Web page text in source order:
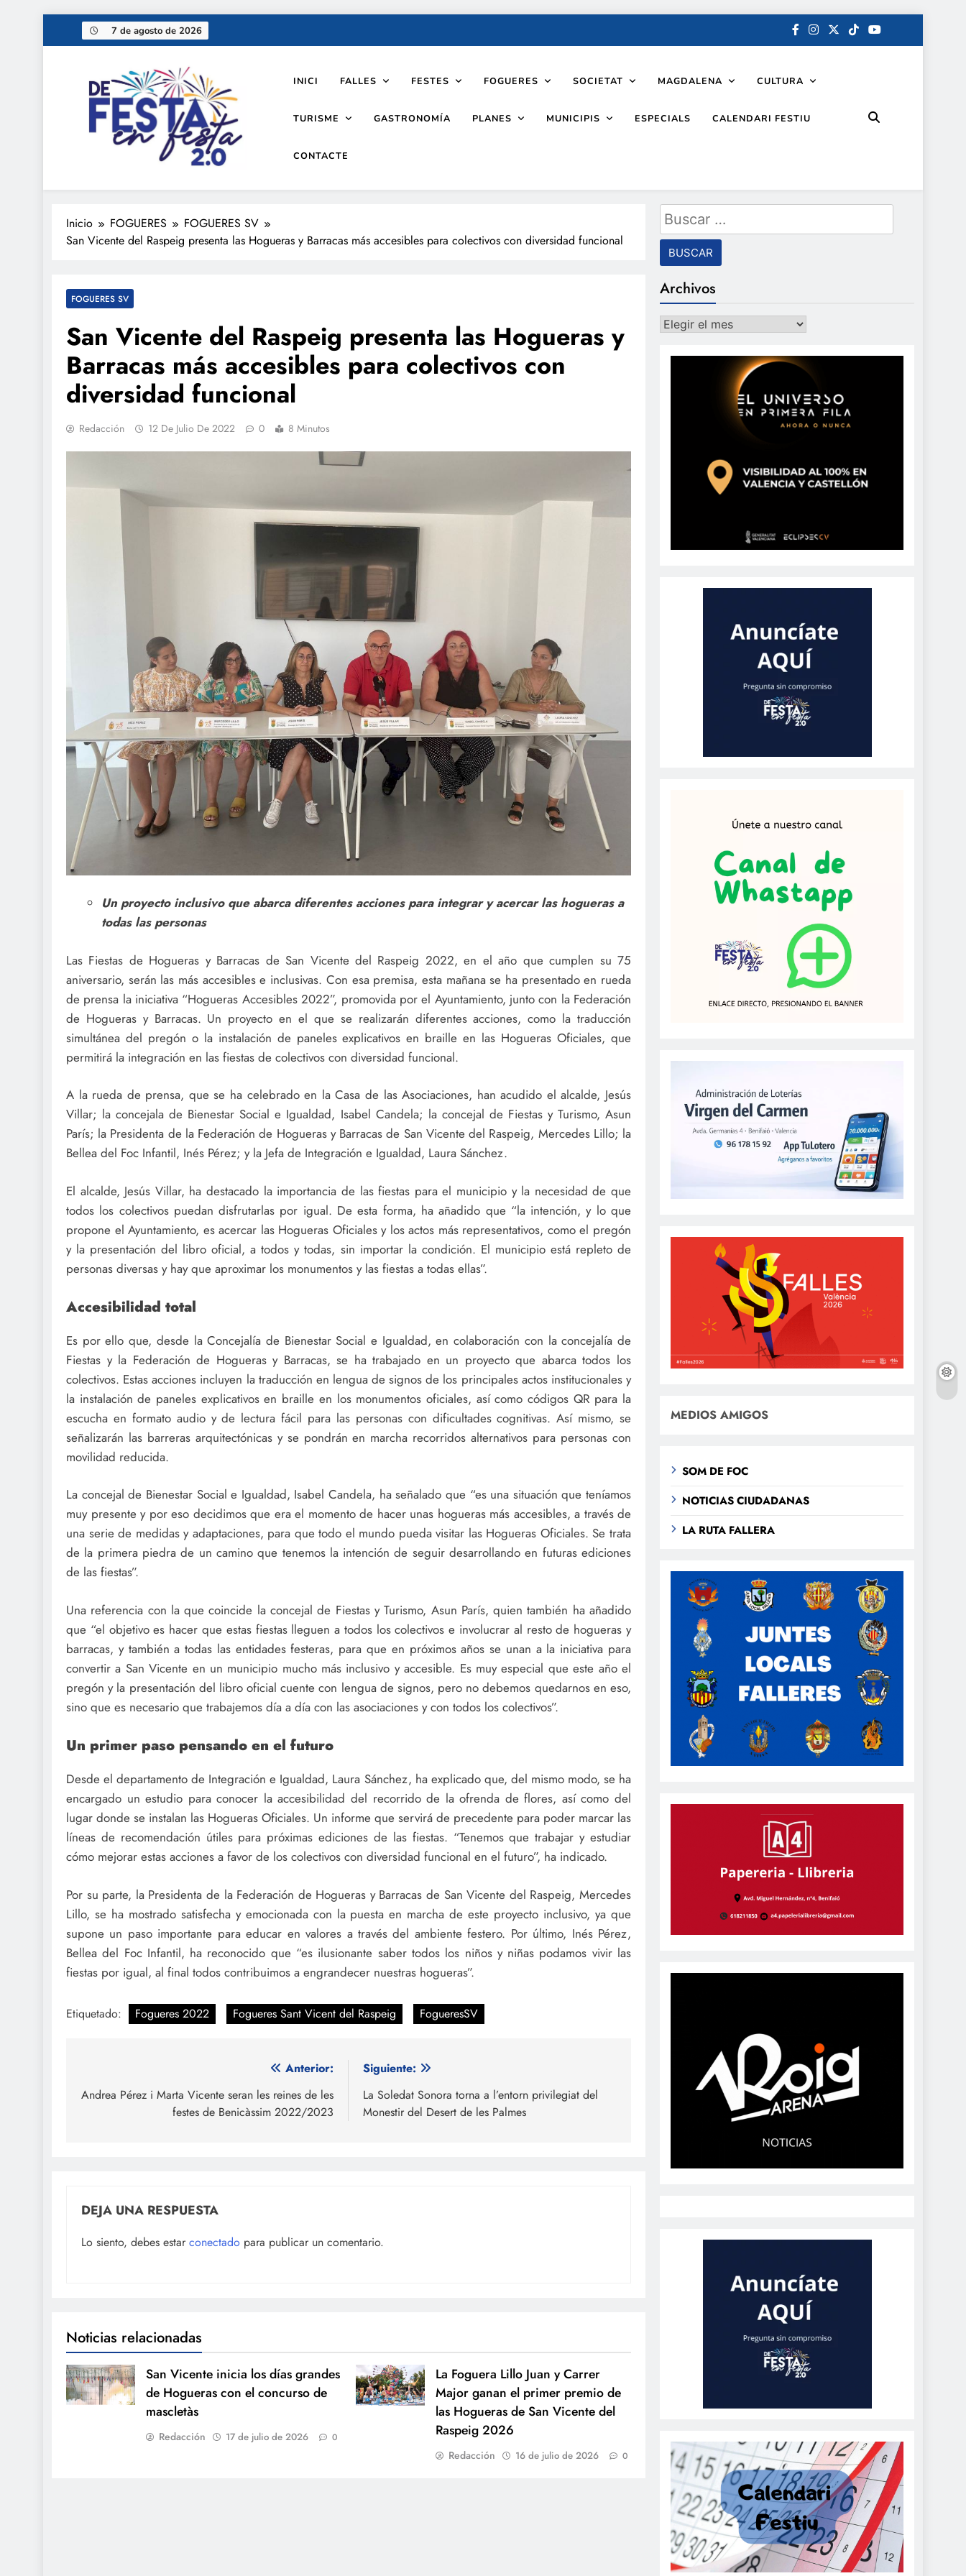
7 de agosto de 2026
De festa en festa 2.0
INICI FALLES FESTES FOGUERES SOCIETAT MAGDALENA CULTURA
TURISME GASTRONOMÍA PLANES MUNICIPIS ESPECIALS CALENDARI FESTIU
CONTACTE
Inicio FOGUERES
FOGUERES SV
San Vicente del Raspeig presenta las Hogueras y Barracas más accesibles para colectivos con diversidad funcional
FOGUERES SV
San Vicente del Raspeig presenta las Hogueras y
Barracas más accesibles para colectivos con
diversidad funcional
Redacción 12 De Julio De 2022 0 8 Minutos
Un proyecto inclusivo que abarca diferentes acciones para integrar y acercar las hogueras a
todas las personas
Las Fiestas de Hogueras y Barracas de San Vicente del Raspeig 2022, en el año que cumplen su 75
aniversario, serán las más accesibles e inclusivas. Con esa premisa, esta mañana se ha presentado en rueda
de prensa la iniciativa “Hogueras Accesibles 2022”, promovida por el Ayuntamiento, junto con la Federación
de Hogueras y Barracas. Un proyecto en el que se realizarán diferentes acciones, como la traducción
simultánea del pregón o la instalación de paneles explicativos en braille en las Hogueras Oficiales, que
permitirá la integración en las fiestas de colectivos con diversidad funcional.
A la rueda de prensa, que se ha celebrado en la Casa de las Asociaciones, han acudido el alcalde, Jesús
Villar; la concejala de Bienestar Social e Igualdad, Isabel Candela; la concejal de Fiestas y Turismo, Asun
París; la Presidenta de la Federación de Hogueras y Barracas de San Vicente del Raspeig, Mercedes Lillo; la
Bellea del Foc Infantil, Inés Pérez; y la Jefa de Integración e Igualdad, Laura Sánchez.
El alcalde, Jesús Villar, ha destacado la importancia de las fiestas para el municipio y la necesidad de que
todos los colectivos puedan disfrutarlas por igual. De esta forma, ha añadido que “la intención, y lo que
propone el Ayuntamiento, es acercar las Hogueras Oficiales y los actos más representativos, como el pregón
y la presentación del libro oficial, a todos y todas, sin importar la condición. El municipio está repleto de
personas diversas y hay que aproximar los monumentos y las fiestas a todas ellas”.
Accesibilidad total
Es por ello que, desde la Concejalía de Bienestar Social e Igualdad, en colaboración con la concejalía de
Fiestas y la Federación de Hogueras y Barracas, se ha trabajado en un proyecto que abarca todos los
colectivos. Estas acciones incluyen la traducción en lengua de signos de los principales actos institucionales y
la instalación de paneles explicativos en braille en los monumentos oficiales, así como códigos QR para la
escucha en formato audio y de lectura fácil para las personas con dificultades cognitivas. Así mismo, se
señalizarán las barreras arquitectónicas y se pondrán en marcha recorridos alternativos para personas con
movilidad reducida.
La concejal de Bienestar Social e Igualdad, Isabel Candela, ha señalado que “es una situación que teníamos
muy presente y por eso decidimos que era el momento de hacer unas hogueras más accesibles, a través de
una serie de medidas y adaptaciones, para que todo el mundo pueda visitar las Hogueras Oficiales. Se trata
de la primera piedra de un camino que tenemos la intención de seguir desarrollando en futuras ediciones
de las fiestas”.
Una referencia con la que coincide la concejal de Fiestas y Turismo, Asun París, quien también ha añadido
que “el objetivo es hacer que estas fiestas lleguen a todos los colectivos e involucrar al resto de hogueras y
barracas, y también a todas las entidades festeras, para que en próximos años se unan a la iniciativa para
convertir a San Vicente en un municipio mucho más inclusivo y accesible. Es muy especial que este año el
pregón y la presentación del libro oficial cuente con lengua de signos, pero no debemos quedarnos en eso,
sino que es necesario que trabajemos día a día con las asociaciones y con todos los colectivos”.
Un primer paso pensando en el futuro
Desde el departamento de Integración e Igualdad, Laura Sánchez, ha explicado que, del mismo modo, se ha
encargado un estudio para conocer la accesibilidad del recorrido de la ofrenda de flores, así como del
lugar donde se instalan las Hogueras Oficiales. Un informe que servirá de precedente para poder marcar las
líneas de recomendación útiles para próximas ediciones de las fiestas. “Tenemos que trabajar y estudiar
cómo mejorar estas acciones a favor de los colectivos con diversidad funcional en el futuro”, ha indicado.
Por su parte, la Presidenta de la Federación de Hogueras y Barracas de San Vicente del Raspeig, Mercedes
Lillo, se ha mostrado satisfecha y emocionada con la puesta en marcha de este proyecto inclusivo, ya que
supone un paso importante para educar en valores a través del ambiente festero. Por último, Inés Pérez,
Bellea del Foc Infantil, ha reconocido que “es ilusionante saber todos los niños y niñas podamos vivir las
fiestas por igual, al final todos contribuimos a engrandecer nuestras hogueras”.
Etiquetado: Fogueres 2022 Fogueres Sant Vicent del Raspeig FogueresSV
de
Anterior:
Andrea Pérez i Marta Vicente seran les reines de les
festes de Benicàssim 2022/2023
Siguiente:
La Soledat Sonora torna a l’entorn privilegiat del
Monestir del Desert de les Palmes
DEJA UNA RESPUESTA
Lo siento, debes estar conectado para publicar un comentario.
Noticias relacionadas
San Vicente inicia los días grandes
de Hogueras con el concurso de
mascletàs
Redacción 17 de julio de 2026 0
La Foguera Lillo Juan y Carrer
Major ganan el primer premio de
las Hogueras de San Vicente del
Raspeig 2026
Redacción 16 de julio de 2026 0
Buscar:
Archivos
Archivos
MEDIOS AMIGOS
SOM DE FOC
NOTICIAS CIUDADANAS
LA RUTA FALLERA